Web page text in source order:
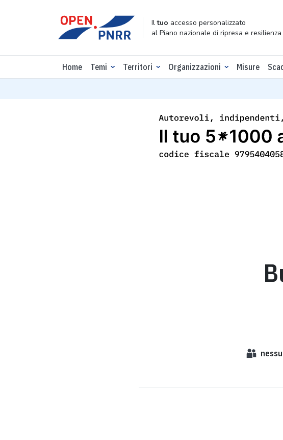
Iltuo accesso personalizzato
al Piano nazionale di ripresa e resilienza
Home Temi Territori Organizzazioni Misure